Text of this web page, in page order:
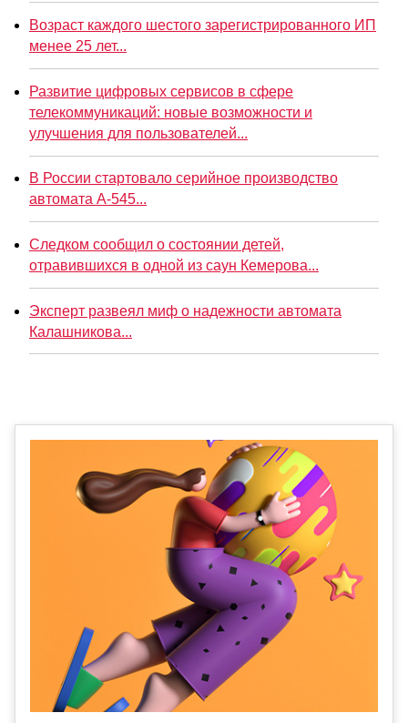
Возраст каждого шестого зарегистрированного ИП
менее 25 лет...
Развитие цифровых сервисов в сфере
телекоммуникаций: новые возможности и
улучшения для пользователей...
В России стартовало серийное производство
автомата А-545...
Следком сообщил о состоянии детей,
отравившихся в одной из саун Кемерова...
Эксперт развеял миф о надежности автомата
Калашникова...